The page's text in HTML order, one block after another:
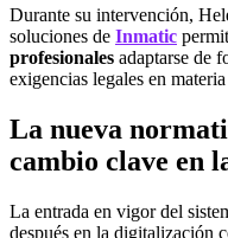
Durante su intervención,
soluciones de Inmatic
profesionales adaptarse de
exigencias legales en
La nueva
cambio clave en
La entrada en vigor del
después en la digitalización